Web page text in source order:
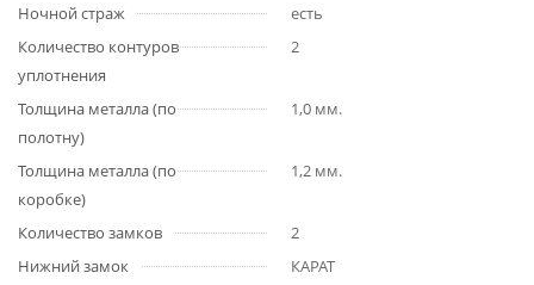
Ночной страж
есть
Количество контуров
уплотнения
2
Толщина металла (по
полотну)
1,0 мм.
Толщина металла (по
коробке)
1,2 мм.
Количество замков
2
Нижний замок
КАРАТ